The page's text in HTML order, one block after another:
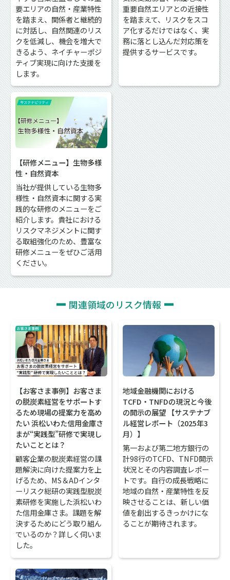
要エリアの自然・産業特性
を踏まえ、関係者と継続的
に対話し、自然関連のリス
クを低減し、機会を増大で
きるよう、ネイチャーポジ
ティブ実現に向けた支援を
します。
重要自然エリアとの近接性
を踏まえて、リスクをスコ
ア化するだけではなく、実
務に落とし込んだ対応策を
提供するサービスです。
【研修メニュー】生物多様
性・自然資本
当社が提供している生物多
様性・自然資本に関する実
践的な研修のメニューをご
紹介します。貴社における
リスクマネジメントに関す
る取組強化のため、豊富な
研修メニューをぜひご活用
ください。
関連領域のリスク情報
【お客さま事例】お客さま
の脱炭素経営をサポートす
るため現場の提案力を高め
たい 浜松いわた信用金庫さ
まが“実践型”研修で実現し
たいこととは？
顧客企業の脱炭素経営の課
題解決に向けた提案力を上
げるため、MS＆ADインタ
ーリスク総研の実践型脱炭
素研修を実施した浜松いわ
た信用金庫さま。課題を解
決するためにどう取り組ん
でいるのか？詳しく伺いま
した。
地域金融機関における
TCFD・TNFDの現況と今後
の開示の展望 【サステナブ
ル経営レポート（2025年3
月）】
第一および第二地方銀行の
計98行のTCFD、TNFD開示
状況とその内容調査レポー
トです。自行の成長戦略に
地域の自然・産業特性を反
映させることは、新しい価
値を創出するきっかけにな
ることが期待されます。